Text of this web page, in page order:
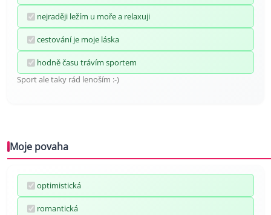
nejraději ležím u moře a relaxuji
cestování je moje láska
hodně času trávím sportem
Sport ale taky rád lenoším :-)
Moje povaha
optimistická
romantická